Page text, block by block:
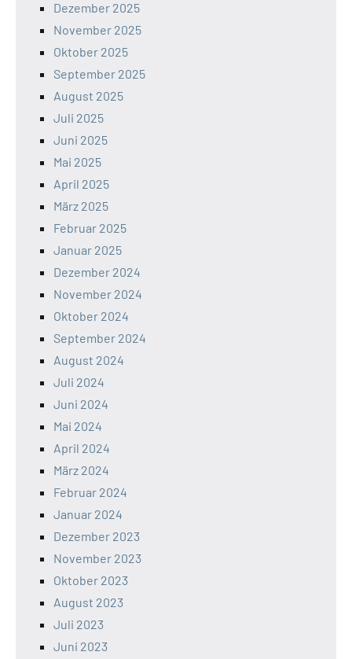
Dezember 2025
November 2025
Oktober 2025
September 2025
August 2025
Juli 2025
Juni 2025
Mai 2025
April 2025
März 2025
Februar 2025
Januar 2025
Dezember 2024
November 2024
Oktober 2024
September 2024
August 2024
Juli 2024
Juni 2024
Mai 2024
April 2024
März 2024
Februar 2024
Januar 2024
Dezember 2023
November 2023
Oktober 2023
August 2023
Juli 2023
Juni 2023